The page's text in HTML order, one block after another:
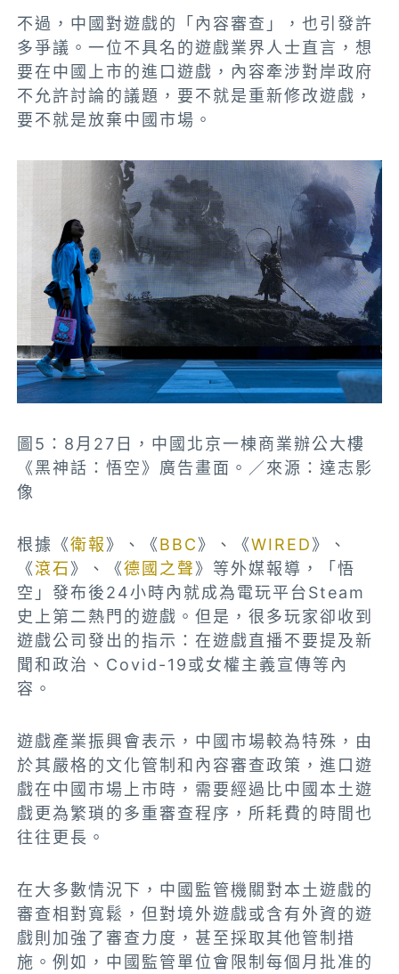
不過，中國對遊戲的「內容審查」，也引發許
多爭議。一位不具名的遊戲業界人士直言，想
要在中國上市的進口遊戲，內容牽涉對岸政府
不允許討論的議題，要不就是重新修改遊戲，
要不就是放棄中國市場。
圖5：8月27日，中國北京一棟商業辦公大樓
《黑神話：悟空》廣告畫面。／來源：達志影
像
根據《衛報》、《BBC》、《WIRED》、
《滾石》、《德國之聲》等外媒報導，「悟
空」發布後24小時內就成為電玩平台Steam
史上第二熱門的遊戲。但是，很多玩家卻收到
遊戲公司發出的指示：在遊戲直播不要提及新
聞和政治、Covid-19或女權主義宣傳等內
容。
遊戲產業振興會表示，中國市場較為特殊，由
於其嚴格的文化管制和內容審查政策，進口遊
戲在中國市場上市時，需要經過比中國本土遊
戲更為繁瑣的多重審查程序，所耗費的時間也
往往更長。
在大多數情況下，中國監管機關對本土遊戲的
審查相對寬鬆，但對境外遊戲或含有外資的遊
戲則加強了審查力度，甚至採取其他管制措
施。例如，中國監管單位會限制每個月批准的